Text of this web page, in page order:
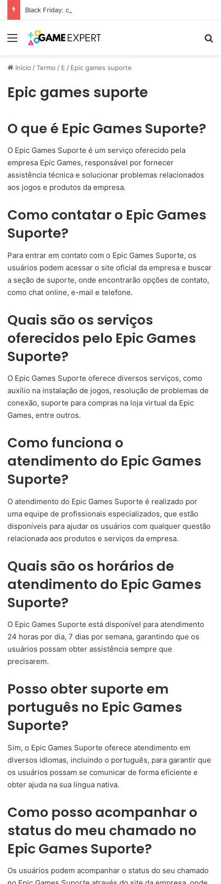
Black Friday: descontos incríveis em eletrônicos
Menu
Início /Termo / E / Epic games suporte
Epic games suporte
O que é Epic Games Suporte?
O Epic Games Suporte é um serviço oferecido pela
empresa Epic Games, responsável por fornecer
assistência técnica e solucionar problemas relacionados
aos jogos e produtos da empresa.
Como contatar o Epic Games
Suporte?
Para entrar em contato com o Epic Games Suporte, os
usuários podem acessar o site oficial da empresa e buscar
a seção de suporte, onde encontrarão opções de contato,
como chat online, e-mail e telefone.
Quais são os serviços
oferecidos pelo Epic Games
Suporte?
O Epic Games Suporte oferece diversos serviços, como
auxílio na instalação de jogos, resolução de problemas de
conexão, suporte para compras na loja virtual da Epic
Games, entre outros.
Como funciona o
atendimento do Epic Games
Suporte?
O atendimento do Epic Games Suporte é realizado por
uma equipe de profissionais especializados, que estão
disponíveis para ajudar os usuários com qualquer questão
relacionada aos produtos e serviços da empresa.
Quais são os horários de
atendimento do Epic Games
Suporte?
O Epic Games Suporte está disponível para atendimento
24 horas por dia, 7 dias por semana, garantindo que os
usuários possam obter assistência sempre que
precisarem.
Posso obter suporte em
português no Epic Games
Suporte?
Sim, o Epic Games Suporte oferece atendimento em
diversos idiomas, incluindo o português, para garantir que
os usuários possam se comunicar de forma eficiente e
obter ajuda na sua língua nativa.
Como posso acompanhar o
status do meu chamado no
Epic Games Suporte?
Os usuários podem acompanhar o status do seu chamado